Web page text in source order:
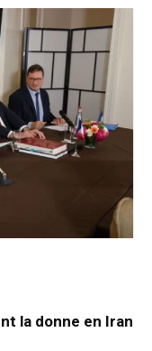
la donne en Iran